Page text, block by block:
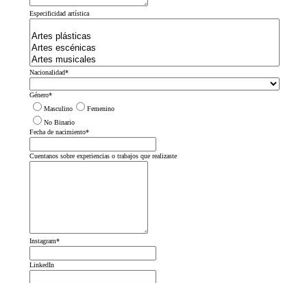
Especificidad artística
Nacionalidad*
Género*
Masculino
Femenino
No Binario
Fecha de nacimiento*
Cuentanos sobre experiencias o trabajos que realizaste
Instagram*
LinkedIn